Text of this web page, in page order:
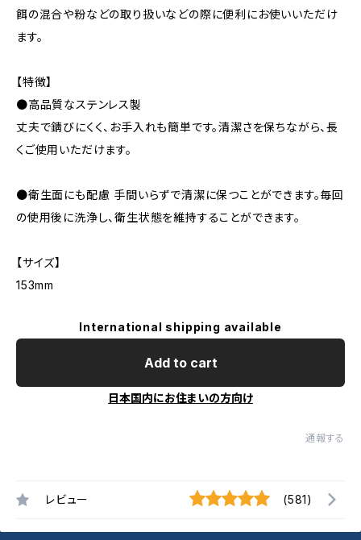
餌の混合や粉などの取り扱いなどの際に便利にお使いいただけ
ます。
【特徴】
●高品質なステンレス製
丈夫で錆びにくく、お手入れも簡単です。清潔さを保ちながら、長
くご使用いただけます。
●衛生面にも配慮 手間いらずで清潔に保つことができます。毎回
の使用後に洗浄し、衛生状態を維持することができます。
【サイズ】
153mm
International shipping available
Add to cart
日本国内にお住まいの方向け
通報する
レビュー (581)